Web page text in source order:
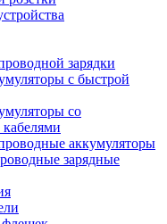
зарядки
с быстрой
со
аккумуляторы
зарядные